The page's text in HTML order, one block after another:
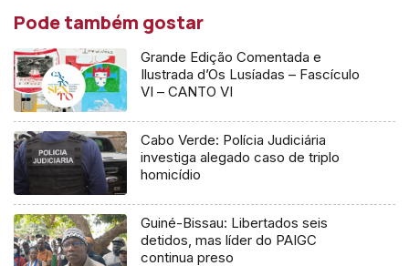
Pode também gostar
Grande Edição Comentada e
Ilustrada d’Os Lusíadas – Fascículo
VI – CANTO VI
Cabo Verde: Polícia Judiciária
investiga alegado caso de triplo
homicídio
Guiné-Bissau: Libertados seis
detidos, mas líder do PAIGC
continua preso